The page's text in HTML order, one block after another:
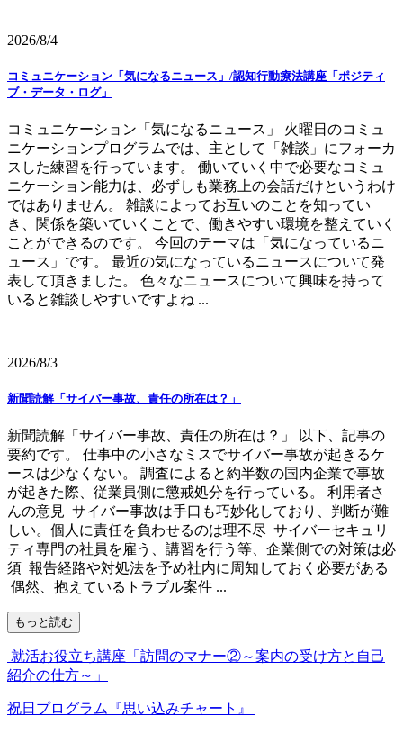
2026/8/4
コミュニケーション「気になるニュース」/認知行動療法講座「ポジティ
ブ・データ・ログ」
コミュニケーション「気になるニュース」 火曜日のコミュ
ニケーションプログラムでは、主として「雑談」にフォーカ
スした練習を行っています。 働いていく中で必要なコミュ
ニケーション能力は、必ずしも業務上の会話だけというわけ
ではありません。 雑談によってお互いのことを知ってい
き、関係を築いていくことで、働きやすい環境を整えていく
ことができるのです。 今回のテーマは「気になっているニ
ュース」です。 最近の気になっているニュースについて発
表して頂きました。 色々なニュースについて興味を持って
いると雑談しやすいですよね ...
2026/8/3
新聞読解「サイバー事故、責任の所在は？」
新聞読解「サイバー事故、責任の所在は？」 以下、記事の
要約です。 仕事中の小さなミスでサイバー事故が起きるケ
ースは少なくない。 調査によると約半数の国内企業で事故
が起きた際、従業員側に懲戒処分を行っている。 利用者さ
んの意見 サイバー事故は手口も巧妙化しており、判断が難
しい。個人に責任を負わせるのは理不尽 サイバーセキュリ
ティ専門の社員を雇う、講習を行う等、企業側での対策は必
須 報告経路や対処法を予め社内に周知しておく必要がある
偶然、抱えているトラブル案件 ...
もっと読む
就活お役立ち講座「訪問のマナー②～案内の受け方と自己
紹介の仕方～」
祝日プログラム『思い込みチャート』